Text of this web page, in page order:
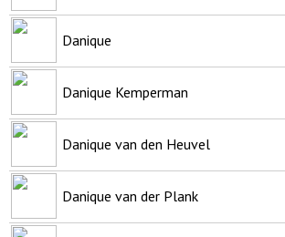
Danique
Danique Kemperman
Danique van den Heuvel
Danique van der Plank